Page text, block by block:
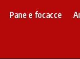
Pane e focacce